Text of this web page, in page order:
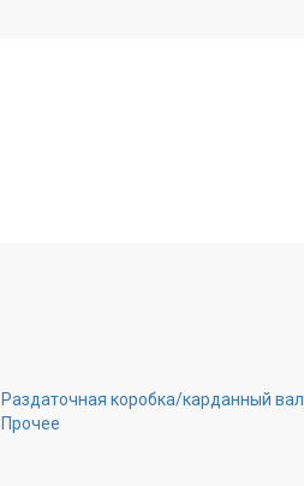
Раздаточная коробка/карданный вал
Прочее